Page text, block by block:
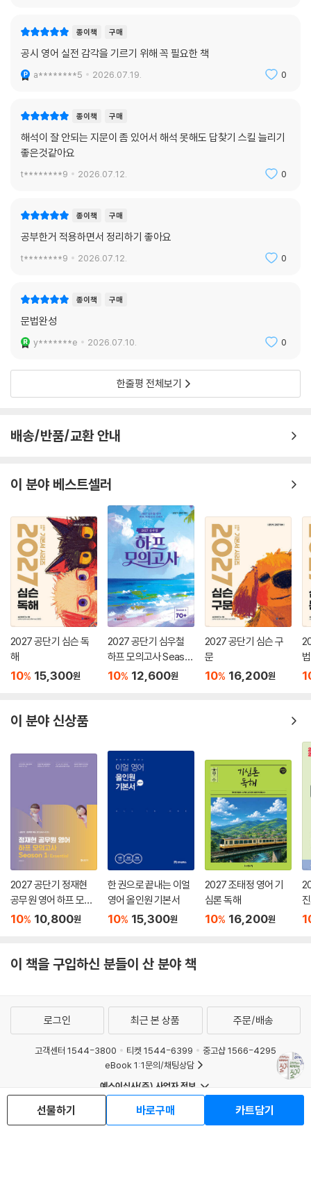
종이책 구매
공시 영어 실전 감각을 기르기 위해 꼭 필요한 책
a********5 2026.07.19. 0
종이책 구매
해석이 잘 안되는 지문이 좀 있어서 해석 못해도 답찾기 스킬 늘리기
좋은것같아요
t********9 2026.07.12. 0
종이책 구매
공부한거 적용하면서 정리하기 좋아요
t********9 2026.07.12. 0
종이책 구매
문법완성
y*******e 2026.07.10. 0
한줄평 전체보기
배송/반품/교환 안내
이 분야 베스트셀러
2027 공단기 심슨 독
해
10% 15,300원
2027 공단기 심우철
하프 모의고사 Seaso
n 1: 70+
10% 12,600원
2027 공단기 심슨 구
문
10% 16,200원
법
이 분야 신상품
2027 공단기 정재현
공무원 영어 하프 모의
고사 Season 1: Esse
10% 10,800원
한 권으로 끝내는 이얼
영어 올인원 기본서
10% 15,300원
2027 조태정 영어 기
심론 독해
10% 16,200원
이 책을 구입하신 분들이 산 분야 책
선물하기 바로구매 카트담기
로그인 최근 본 상품 주문/배송
고객센터 1544-3800 티켓 1544-6399
중고샵 1566-4295
eBook 1:1문의/채팅상담
예스이십사(주) 사업자 정보
이용약관
개인정보처리방침
청소년보호정책
PC버전
거래처관계자께